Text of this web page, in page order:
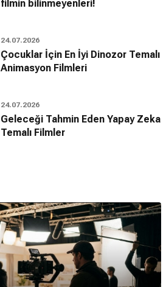
filmin bilinmeyenleri!
24.07.2026
Çocuklar İçin En İyi Dinozor Temalı
Animasyon Filmleri
24.07.2026
Geleceği Tahmin Eden Yapay Zeka
Temalı Filmler